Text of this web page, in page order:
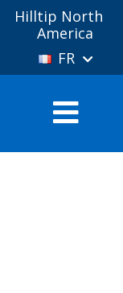
Hilltip North
America
FR